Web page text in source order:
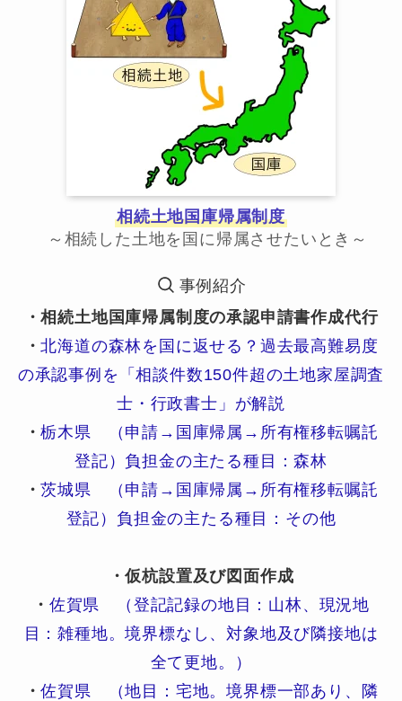
相続土地国庫帰属制度
～相続した土地を国に帰属させたいとき～
事例紹介
・相続土地国庫帰属制度の承認申請書作成代行
・北海道の森林を国に返せる？過去最高難易度
の承認事例を「相談件数150件超の土地家屋調査
士・行政書士」が解説
・栃木県 （申請→国庫帰属→所有権移転嘱託
登記）負担金の主たる種目：森林
・茨城県 （申請→国庫帰属→所有権移転嘱託
登記）負担金の主たる種目：その他
・仮杭設置及び図面作成
・ 佐賀県 （登記記録の地目：山林、現況地
目：雑種地。境界標なし、対象地及び隣接地は
全て更地。）
・佐賀県 （地目：宅地。境界標一部あり、隣